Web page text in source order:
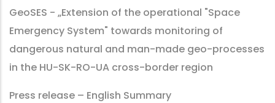
GeoSES - „Extension of the operational "Space
Emergency System" towards monitoring of
dangerous natural and man-made geo-processes
in the HU-SK-RO-UA cross-border region
Press release – English Summary